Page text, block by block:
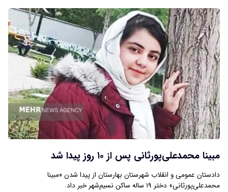
مبینا محمدعلی‌پورثانی پس از ۱۰ روز پیدا شد
دادستان عمومی و انقلاب شهرستان بهارستان از پیدا شدن «مبینا
محمدعلی‌پورثانی» دختر ۱۹ ساله ساکن نسیم‌شهر خبر داد.